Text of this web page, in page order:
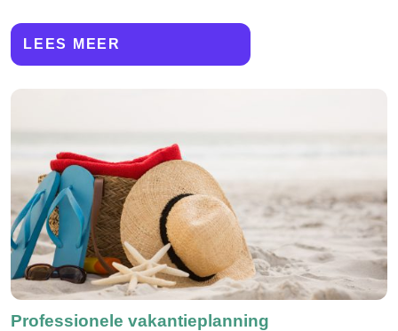
LEES MEER
Professionele vakantieplanning